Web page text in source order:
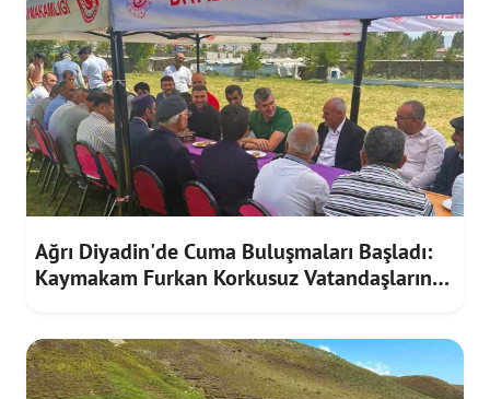
Ağrı Diyadin'de Cuma Buluşmaları Başladı:
Kaymakam Furkan Korkusuz Vatandaşların